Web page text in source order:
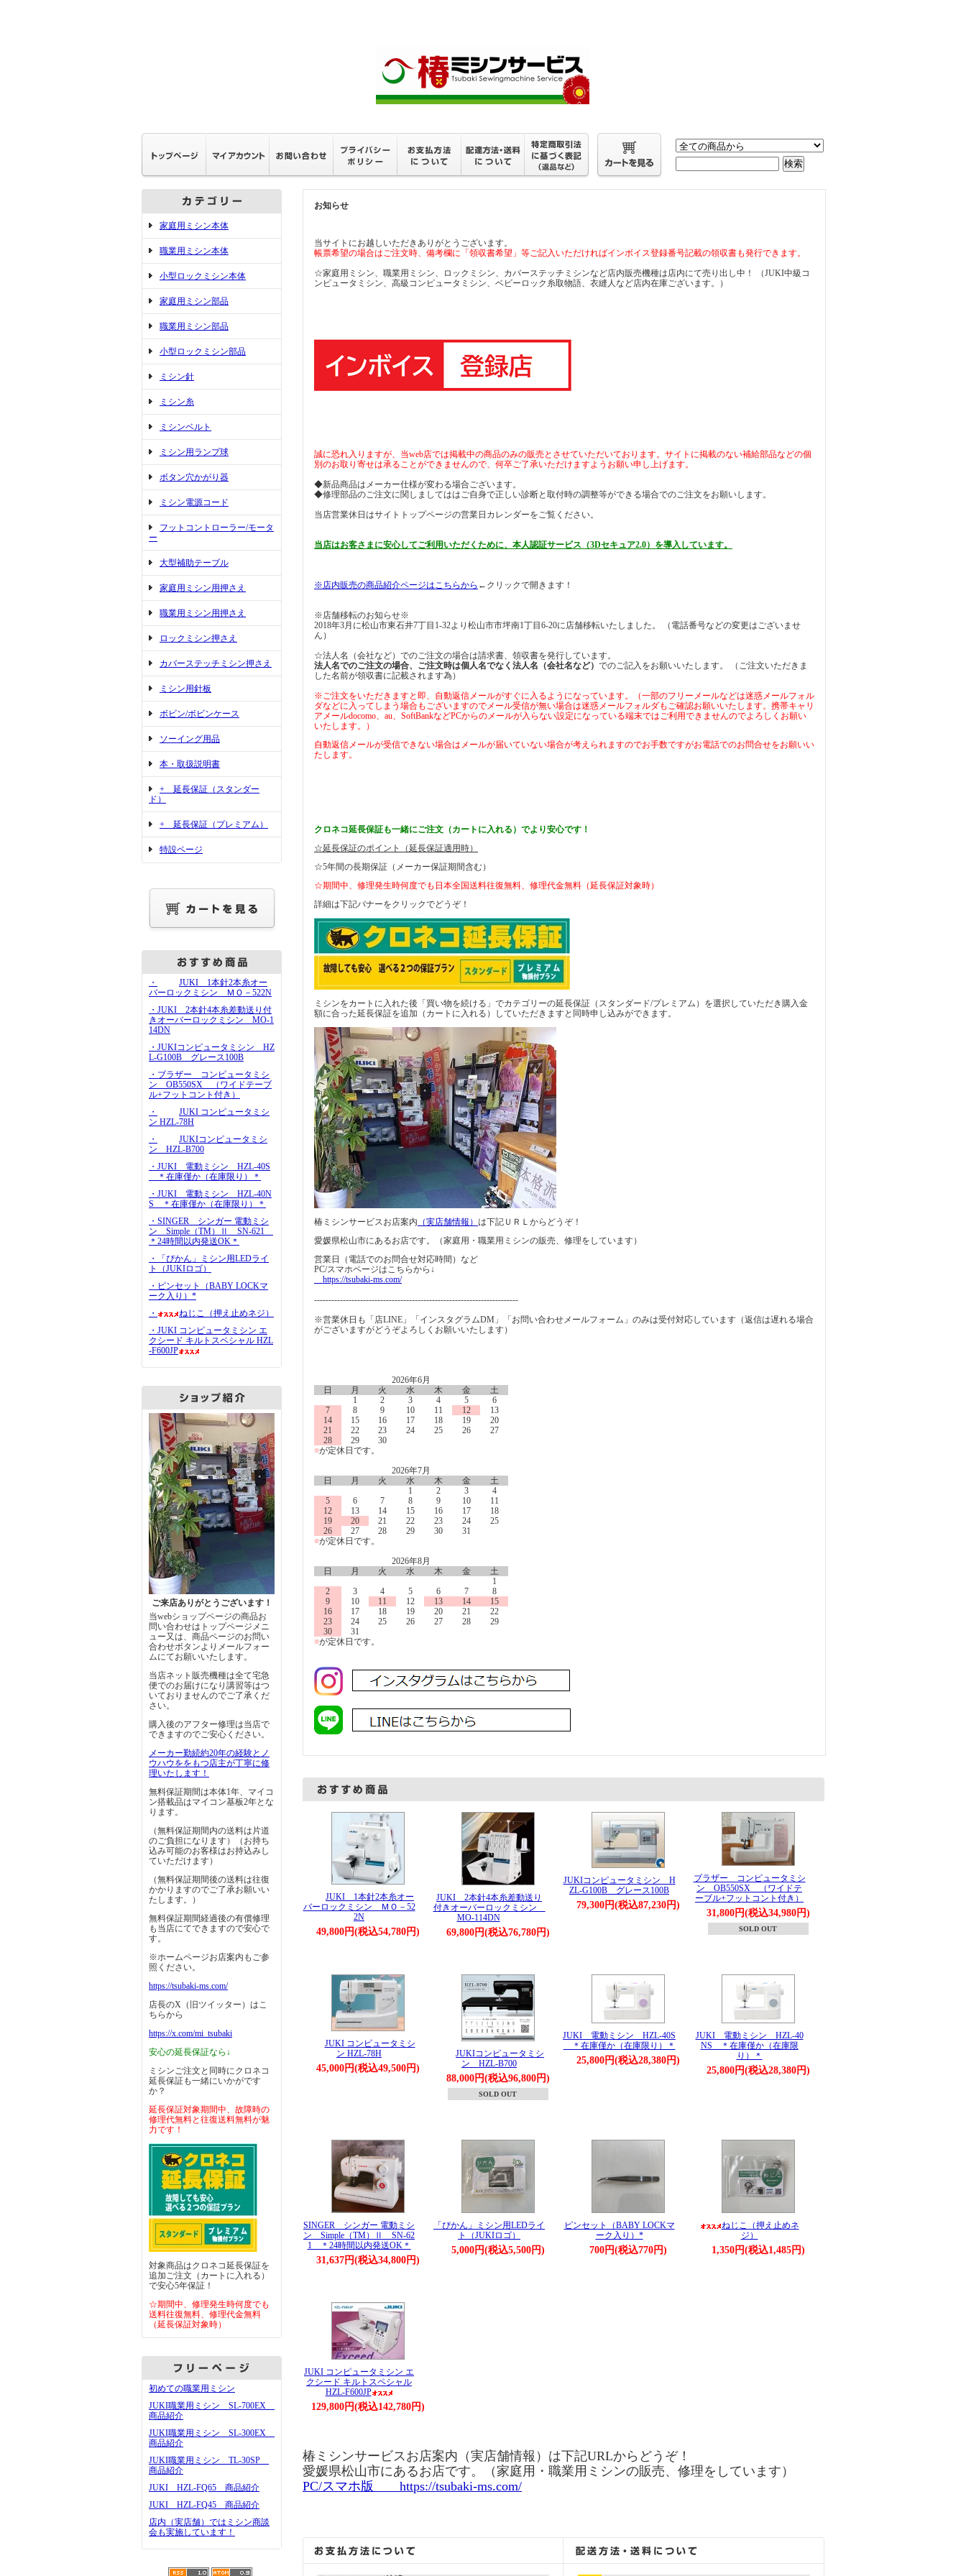
家庭用ミシン本体
職業用ミシン本体
小型ロックミシン本体
家庭用ミシン部品
職業用ミシン部品
小型ロックミシン部品
ミシン針
ミシン糸
ミシンベルト
ミシン用ランプ球
ボタン穴かがり器
ミシン電源コード
フットコントローラー/モータ
ー
大型補助テーブル
家庭用ミシン用押さえ
職業用ミシン用押さえ
ロックミシン押さえ
カバーステッチミシン押さえ
ミシン用針板
ボビン/ボビンケース
ソーイング用品
本・取扱説明書
+ 延長保証（スタンダー
ド）
+ 延長保証（プレミアム）
特設ページ
・
JUKI 1本針2本糸オー
バーロックミシン ＭＯ－522N
・JUKI 2本針4本糸差動送り付
きオーバーロックミシン MO-1
14DN
・JUKIコンピュータミシン HZ
L-G100B グレース100B
・ブラザー コンピュータミシ
ン OB550SX （ワイドテーブ
ル+フットコント付き）
・
JUKI コンピュータミシ
ン HZL-78H
・
JUKIコンピュータミシ
ン HZL-B700
・JUKI 電動ミシン HZL-40S
＊在庫僅か（在庫限り）＊
・JUKI 電動ミシン HZL-40N
S ＊在庫僅か（在庫限り）＊
・SINGER シンガー 電動ミシ
ン Simple（TM）Ⅱ SN-621
＊24時間以内発送OK＊
・「ぴかん」ミシン用LEDライ
ト（JUKIロゴ）
・ピンセット（BABY LOCKマ
ーク入り）*
・
ねじこ（押え止めネジ）
・JUKI コンピュータミシン エ
クシード キルトスペシャル HZL
-F600JP
ご来店ありがとうございます！
当webショップページの商品お
問い合わせはトップページメニ
ュー又は、商品ページのお問い
合わせボタンよりメールフォー
ムにてお願いいたします。
当店ネット販売機種は全て宅急
便でのお届けになり講習等はつ
いておりませんのでご了承くだ
さい。
購入後のアフター修理は当店で
できますのでご安心ください。
メーカー勤続約20年の経験とノ
ウハウををもつ店主が丁寧に修
理いたします！
無料保証期間は本体1年、マイコ
ン搭載品はマイコン基板2年とな
ります。
（無料保証期間内の送料は片道
のご負担になります）（お持ち
込み可能のお客様はお持込みし
ていただけます）
（無料保証期間後の送料は往復
かかりますのでご了承お願いい
たします。）
無料保証期間経過後の有償修理
も当店にてできますので安心で
す。
※ホームページお店案内もご参
照ください。
https://tsubaki-ms.com/
店長のX（旧ツイッター）はこ
ちらから
https://x.com/mi_tsubaki
安心の延長保証なら↓
ミシンご注文と同時にクロネコ
延長保証も一緒にいかがです
か？
延長保証対象期間中、故障時の
修理代無料と往復送料無料が魅
力です！
対象商品はクロネコ延長保証を
追加ご注文（カートに入れる）
で安心5年保証！
☆期間中、修理発生時何度でも
送料往復無料、修理代金無料
（延長保証対象時）
初めての職業用ミシン
JUKI職業用ミシン SL-700EX
商品紹介
JUKI職業用ミシン SL-300EX
商品紹介
JUKI職業用ミシン TL-30SP
商品紹介
JUKI HZL-FQ65 商品紹介
JUKI HZL-FQ45 商品紹介
店内（実店舗）ではミシン商談
会も実施しています！
お知らせ
当サイトにお越しいただきありがとうございます。
帳票希望の場合はご注文時、備考欄に「領収書希望」等ご記入いただければインボイス登録番号記載の領収書も発行できます。
☆家庭用ミシン、職業用ミシン、ロックミシン、カバーステッチミシンなど店内販売機種は店内にて売り出し中！ （JUKI中級コ
ンピュータミシン、高級コンピュータミシン、ベビーロック糸取物語、衣縫人など店内在庫ございます。）
誠に恐れ入りますが、当web店では掲載中の商品のみの販売とさせていただいております。サイトに掲載のない補給部品などの個
別のお取り寄せは承ることができませんので、何卒ご了承いただけますようお願い申し上げます。
◆新品商品はメーカー仕様が変わる場合ございます。
◆修理部品のご注文に関しましてははご自身で正しい診断と取付時の調整等ができる場合でのご注文をお願いします。
当店営業休日はサイトトップページの営業日カレンダーをご覧ください。
当店はお客さまに安心してご利用いただくために、本人認証サービス（3Dセキュア2.0）を導入しています。
※店内販売の商品紹介ページはこちらから ←クリックで開きます！
※店舗移転のお知らせ※
2018年3月に松山市東石井7丁目1-32より松山市市坪南1丁目6-20に店舗移転いたしました。 （電話番号などの変更はございませ
ん）
☆法人名（会社など）でのご注文の場合は請求書、領収書を発行しています。
法人名でのご注文の場合、ご注文時は個人名でなく法人名（会社名など） でのご記入をお願いいたします。 （ご注文いただきま
した名前が領収書に記載されます為）
※ご注文をいただきますと即、自動返信メールがすぐに入るようになっています。（一部のフリーメールなどは迷惑メールフォル
ダなどに入ってしまう場合もございますのでメール受信が無い場合は迷惑メールフォルダもご確認お願いいたします。携帯キャリ
アメールdocomo、au、SoftBankなどPCからのメールが入らない設定になっている端末ではご利用できませんのでよろしくお願い
いたします。）
自動返信メールが受信できない場合はメールが届いていない場合が考えられますのでお手数ですがお電話でのお問合せをお願いい
たします。
クロネコ延長保証も一緒にご注文（カートに入れる）でより安心です！
☆延長保証のポイント（延長保証適用時）
☆5年間の長期保証（メーカー保証期間含む）
☆期間中、修理発生時何度でも日本全国送料往復無料、修理代金無料（延長保証対象時）
詳細は下記バナーをクリックでどうぞ！
ミシンをカートに入れた後「買い物を続ける」でカテゴリーの延長保証（スタンダード/プレミアム）を選択していただき購入金
額に合った延長保証を追加（カートに入れる）していただきますと同時申し込みができます。
椿ミシンサービスお店案内 （実店舗情報） は下記ＵＲＬからどうぞ！
愛媛県松山市にあるお店です。（家庭用・職業用ミシンの販売、修理をしています）
営業日（電話でのお問合せ対応時間）など
PC/スマホページはこちらから↓
https://tsubaki-ms.com/
-----------------------------------------------------------------------
※営業休日も「店LINE」「インスタグラムDM」「お問い合わせメールフォーム」のみは受付対応しています（返信は遅れる場合
がございますがどうぞよろしくお願いいたします）
2026年6月
日
月 火 水 木 金
土
1
2 3 4 5
6
7
8 9 10 11 12
13
14
15 16 17 18 19
20
21
22 23 24 25 26
27
28
29
30
■が定休日です。
2026年7月
日
月 火 水 木 金
土
1
2 3
4
5
6 7 8 9 10
11
12
13 14 15 16 17
18
19
20 21 22 23 24
25
26
27 28 29 30
31
■が定休日です。
2026年8月
日
月 火 水 木 金
土
1
2
3 4 5 6 7
8
9
10 11 12 13 14
15
16
17 18 19 20 21
22
23
24 25 26 27 28
29
30
31
■が定休日です。
JUKI 1本針2本糸オー
バーロックミシン ＭＯ－52
2N
49,800円(税込54,780円)
JUKI 2本針4本糸差動送り
付きオーバーロックミシン
MO-114DN
69,800円(税込76,780円)
JUKIコンピュータミシン H
ZL-G100B グレース100B
79,300円(税込87,230円)
ブラザー コンピュータミシ
ン OB550SX （ワイドテ
ーブル+フットコント付き）
31,800円(税込34,980円)
SOLD OUT
JUKI コンピュータミシ
ン HZL-78H
45,000円(税込49,500円)
JUKIコンピュータミシ
ン HZL-B700
88,000円(税込96,800円)
SOLD OUT
JUKI 電動ミシン HZL-40S
＊在庫僅か（在庫限り）＊
25,800円(税込28,380円)
JUKI 電動ミシン HZL-40
NS ＊在庫僅か（在庫限
り）＊
25,800円(税込28,380円)
SINGER シンガー 電動ミシ
ン Simple（TM）Ⅱ SN-62
1 ＊24時間以内発送OK＊
31,637円(税込34,800円)
「ぴかん」ミシン用LEDライ
ト（JUKIロゴ）
5,000円(税込5,500円)
ピンセット（BABY LOCKマ
ーク入り）*
700円(税込770円)
ねじこ（押え止めネ
ジ）
1,350円(税込1,485円)
JUKI コンピュータミシン エ
クシード キルトスペシャル
HZL-F600JP
129,800円(税込142,780円)
椿ミシンサービスお店案内（実店舗情報）は下記URLからどうぞ！
愛媛県松山市にあるお店です。（家庭用・職業用ミシンの販売、修理をしています）
PC/スマホ版 https://tsubaki-ms.com/